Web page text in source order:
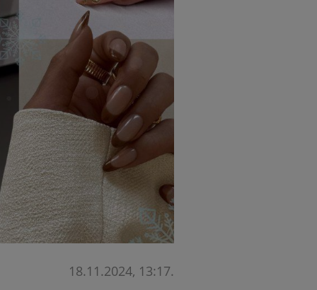
18.11.2024, 13:17.